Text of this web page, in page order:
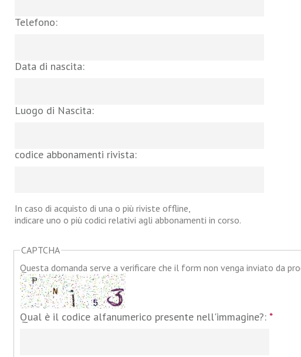
Telefono:
Data di nascita:
Luogo di Nascita:
codice abbonamenti rivista:
In caso di acquisto di una o più riviste offline,
indicare uno o più codici relativi agli abbonamenti in corso.
CAPTCHA
Questa domanda serve a verificare che il form non venga inviato da
Qual è il codice alfanumerico presente nell'immagine?: *